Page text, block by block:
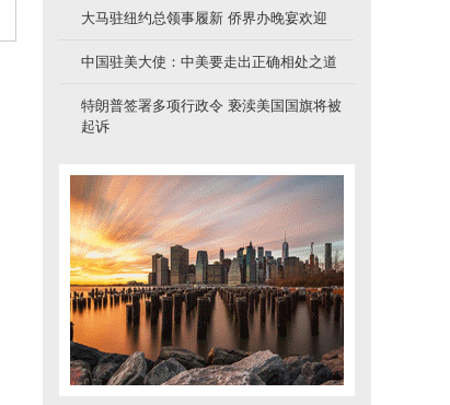
大马驻纽约总领事履新 侨界办晚宴欢迎
中国驻美大使：中美要走出正确相处之道
特朗普签署多项行政令 亵渎美国国旗将被
起诉